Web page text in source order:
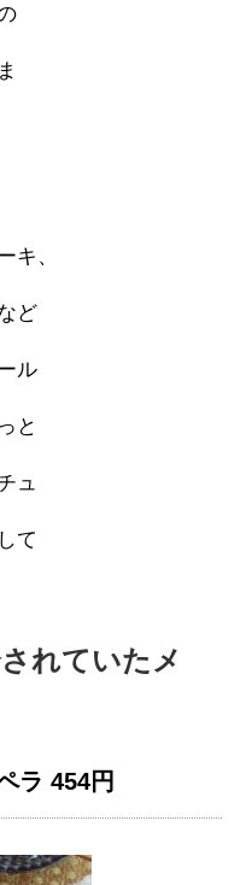
キ、
ど
ル
と
ュ
て
れていたメ
ラ 454円